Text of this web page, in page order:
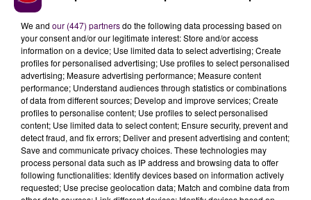
À LA UNE
20h00
We and our (447) partnersdo the following data processing based on
your consent and/or our legitimate interest: Store and/or access
information on a device; Use limited data to select advertising; Create
profiles for personalised advertising; Use profiles to select personalised
advertising; Measure advertising performance; Measure content
performance; Understand audiences through statistics or combinations
of data from different sources; Develop and improve services; Create
profiles to personalise content; Use profiles to select personalised
content; Use limited data to select content; Ensure security, prevent and
detect fraud, and fix errors; Deliver and present advertising and content;
Save and communicate privacy choices. These technologies may
process personal data such as IP address and browsing data to offer
following functionalities: Identify devices based on information actively
requested; Use precise geolocation data; Match and combine data from